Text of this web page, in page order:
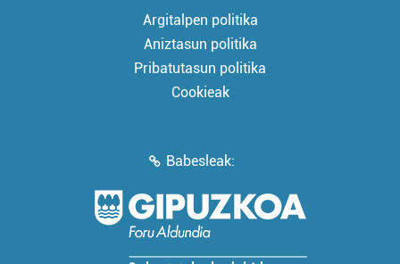
Argitalpen politika
Aniztasun politika
Pribatutasun politika
Cookieak
Babesleak: